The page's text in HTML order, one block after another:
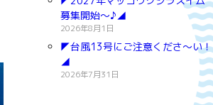
募集開始～♪◢
2026年8月1日
◤台風13号にご注意くださ～い！
◢
2026年7月31日